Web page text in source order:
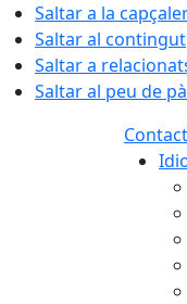
Saltar a la
Saltar al contingut
Saltar a
Saltar al peu de